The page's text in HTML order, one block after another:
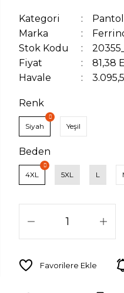
Kategori
Marka
Stok Kodu
Fiyat
81,38
Havale
Renk
Siyah Yeşil
Beden
4XL 5XL L